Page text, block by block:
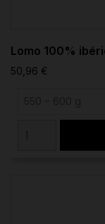
Lomo 100%
50,96 €